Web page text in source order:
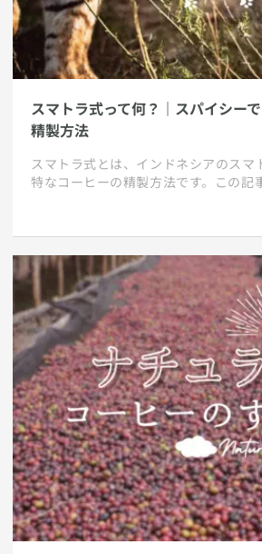
スマトラ式って何？｜スパイシー
精製方法
スマトラ式とは、インドネシアのスマ
特なコーヒーの精製方法です。この記
の工程や風味、その魅力について詳し